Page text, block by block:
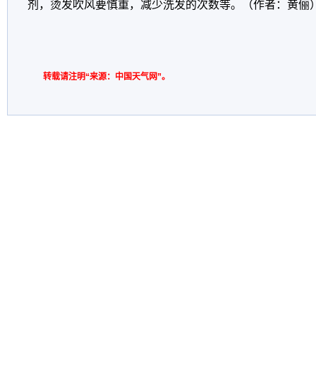
剂，烫发吹风要慎重，减少洗发的次数等。（作者：黄俪
转载请注明“来源：中国天气网”。